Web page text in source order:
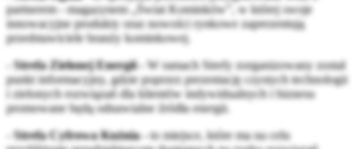
partnerem - magazynem „Świat Kominków”, w której swoje
innowacyjne produkty oraz nowości rynkowe zaprezentują
przedstawiciele branży kominkowej.
Strefa Zielonej Energii -
W ramach Strefy zorganizowany został
punkt informacyjny, gdzie poprzez prezentację czystych technologii
i zielonych rozwiązań dla klientów indywidualnych i biznesu
promowane będą odnawialne źródła energii.
Strefa Cyfrowa Kuźnia - to miejsce, które ma na celu